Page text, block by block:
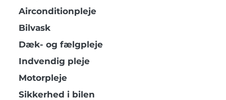
Airconditionpleje
Bilvask
Dæk- og fælgpleje
Indvendig pleje
Motorpleje
Sikkerhed i bilen